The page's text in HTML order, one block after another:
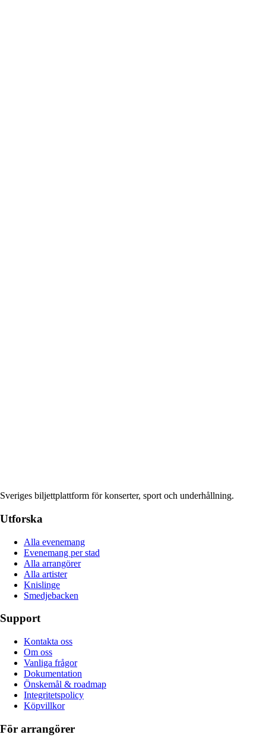
Sveriges biljettplattform för konserter, sport och underhållning.
Utforska
Alla evenemang
Evenemang per stad
Alla arrangörer
Alla artister
Knislinge
Smedjebacken
Support
Kontakta oss
Om oss
Vanliga frågor
Dokumentation
Önskemål & roadmap
Integritetspolicy
Köpvillkor
För arrangörer